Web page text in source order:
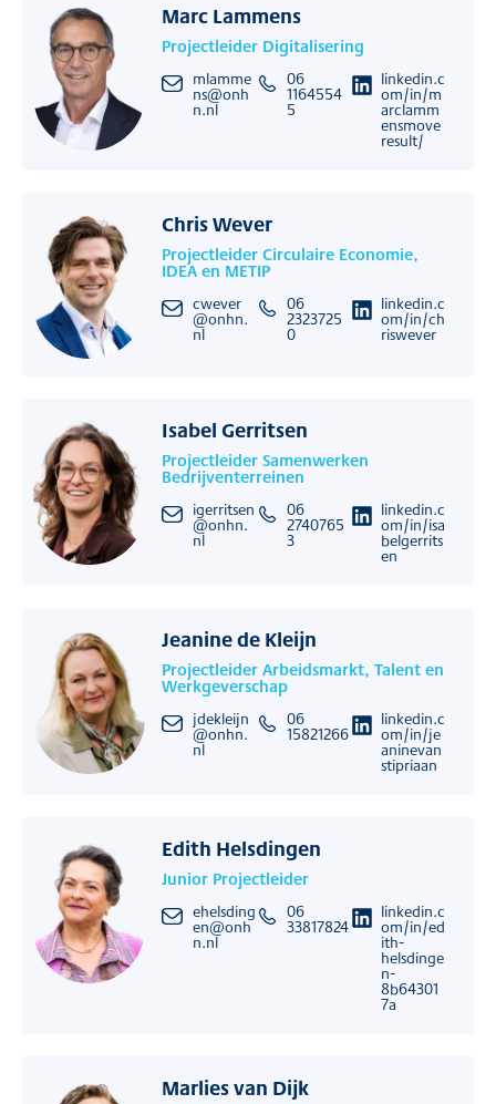
Marc Lammens
Projectleider Digitalisering
mlamme
ns@onh
n.nl
06
1164554
5
linkedin.c
om/in/m
arclamm
ensmove
result/
Chris Wever
Projectleider Circulaire Economie,
IDEA en METIP
cwever
@onhn.
nl
06
2323725
0
linkedin.c
om/in/ch
riswever
Isabel Gerritsen
Projectleider Samenwerken
Bedrijventerreinen
igerritsen
@onhn.
nl
06
2740765
3
linkedin.c
om/in/isa
belgerrits
en
Jeanine de Kleijn
Projectleider Arbeidsmarkt, Talent en
Werkgeverschap
jdekleijn
@onhn.
nl
06
15821266
linkedin.c
om/in/je
aninevan
stipriaan
Edith Helsdingen
Junior Projectleider
ehelsding
en@onh
n.nl
06
33817824
linkedin.c
om/in/ed
ith-
helsdinge
n-
8b64301
7a
Marlies van Dijk